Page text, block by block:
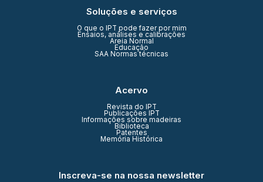
Soluções e serviços
O que o IPT pode fazer por mim
Ensaios, análises e calibrações
Areia Normal
Educação
SAA Normas técnicas
Acervo
Revista do IPT
Publicações IPT
Informações sobre madeiras
Biblioteca
Patentes
Memória Histórica
Inscreva-se na nossa newsletter